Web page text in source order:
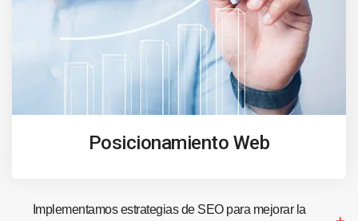
Posicionamiento Web
Implementamos estrategias de SEO para mejorar la